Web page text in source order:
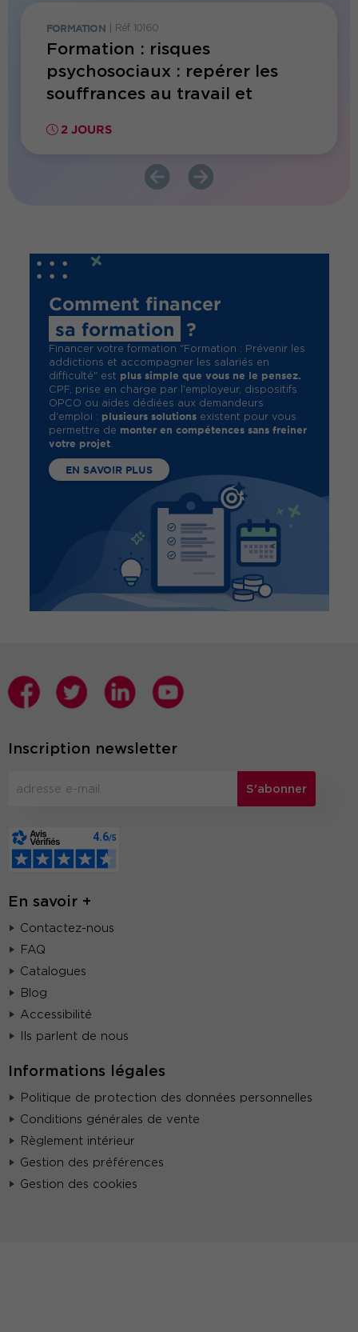
FORMATION Réf. 10160
Formation : risques
psychosociaux : repérer les
souffrances au travail et
fragilisés
2 JOURS
Comment financer
sa formation
?
Financer votre formation "Formation : Prévenir les
addictions et accompagner les salariés en
difficulté" est plus simple que vous ne le pensez.
CPF, prise en charge par l'employeur, dispositifs
OPCO ou aides dédiées aux demandeurs
d'emploi : plusieurs solutionsexistent pour vous
permettre de monter en compétences sans freiner
votre projet.
EN SAVOIR PLUS
Inscription newsletter
S'abonner
En savoir +
Contactez-nous
FAQ
Catalogues
Blog
Accessibilité
Ils parlent de nous
Informations légales
Politique de protection des données personnelles
Conditions générales de vente
Règlement intérieur
Gestion des préférences
Gestion des cookies